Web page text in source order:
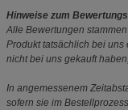
Hinweise zum
Alle Bewertungen
Produkt tatsächlich bei
nicht bei uns gekauft
In angemessenem
sofern sie im